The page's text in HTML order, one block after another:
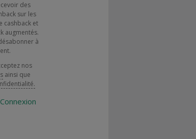
des
sur les
cashback et
augmentés.
à
nos
ainsi que
Connexion